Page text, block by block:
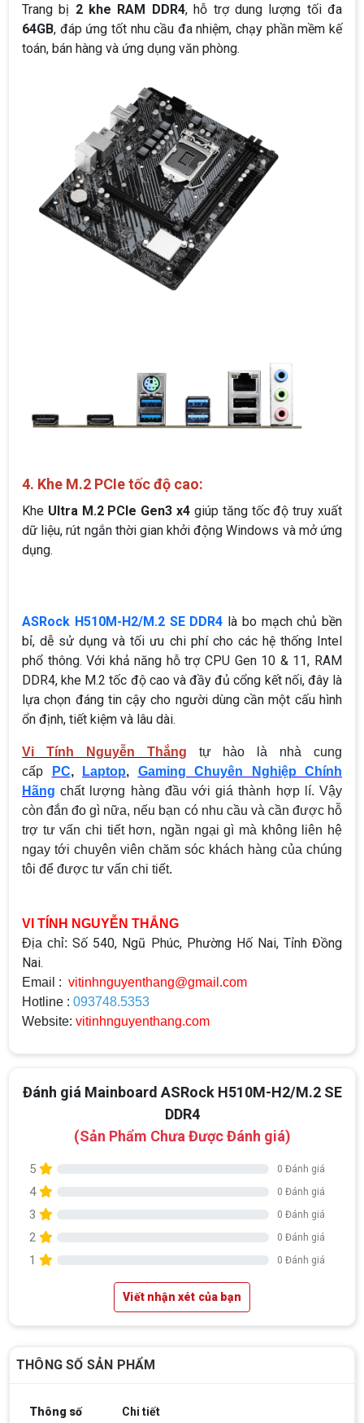
Trang bị 2 khe RAM DDR4, hỗ trợ dung lượng tối đa
64GB, đáp ứng tốt nhu cầu đa nhiệm, chạy phần mềm kế
toán, bán hàng và ứng dụng văn phòng.
4. Khe M.2 PCIe tốc độ cao:
Khe Ultra M.2 PCIe Gen3 x4 giúp tăng tốc độ truy xuất
dữ liệu, rút ngắn thời gian khởi động Windows và mở ứng
dụng.
ASRock H510M-H2/M.2 SE DDR4 là bo mạch chủ bền
bỉ, dễ sử dụng và tối ưu chi phí cho các hệ thống Intel
phổ thông. Với khả năng hỗ trợ CPU Gen 10 & 11, RAM
DDR4, khe M.2 tốc độ cao và đầy đủ cổng kết nối, đây là
lựa chọn đáng tin cậy cho người dùng cần một cấu hình
ổn định, tiết kiệm và lâu dài.
Vi Tính Nguyễn Thắng tự hào là nhà cung
cấp
PC, Laptop, Gaming Chuyên Nghiệp Chính
Hãng chất lượng hàng đầu với giá thành hợp lí. Vậy
còn đắn đo gì nữa, nếu bạn có nhu cầu và cần được hỗ
trợ tư vấn chi tiết hơn, ngần ngại gì mà không liên hệ
ngay tới chuyên viên chăm sóc khách hàng của chúng
tôi để được tư vấn chi tiết.
VI TÍNH NGUYỄN THẮNG
Địa chỉ:Số 540, Ngũ Phúc, Phường Hố Nai, Tỉnh Đồng
Nai.
Email : vitinhnguyenthang@gmail.com
Hotline : 093748.5353
Website: vitinhnguyenthang.com
Đánh giá Mainboard ASRock H510M-H2/M.2 SE
DDR4
(Sản Phẩm Chưa Được Đánh giá)
5 0 Đánh giá
4 0 Đánh giá
3 0 Đánh giá
2 0 Đánh giá
1 0 Đánh giá
Viết nhận xét của bạn
THÔNG SỐ SẢN PHẨM
Thông số Chi tiết